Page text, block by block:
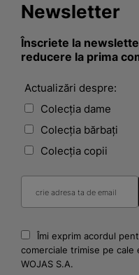
Newsletter
Înscriete la
reducere la prima
Actualizări despre:
Colecția dame
Colecția bărbați
Colecția copii
Îmi exprim acordul
comerciale trimise pe cale
WOJAS S.A.